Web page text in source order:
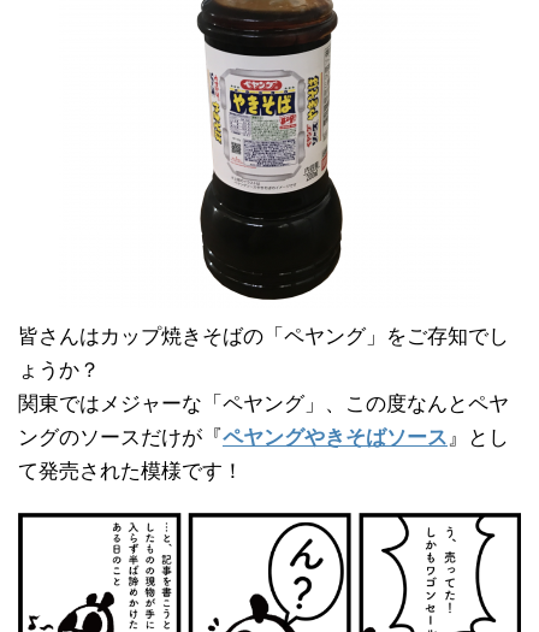
皆さんはカップ焼きそばの「ペヤング」をご存知でし
ょうか？
関東ではメジャーな「ペヤング」、この度なんとペヤ
ングのソースだけが『ペヤングやきそばソース』とし
て発売された模様です！